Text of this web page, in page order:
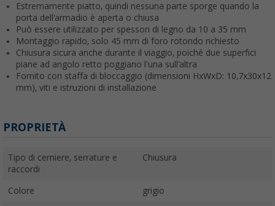
Estremamente piatto, quindi nessuna parte sporge quando la
porta dell'armadio è aperta o chiusa
Può essere utilizzato per spessori di legno da 10 a 35 mm
Montaggio rapido, solo 45 mm di foro rotondo richiesto
Chiusura sicura anche durante il viaggio, poiché due superfici
piane ad angolo retto poggiano l'una sull'altra
Fornito con staffa di bloccaggio (dimensioni HxWxD: 10,7x30x12
mm), viti e istruzioni di installazione
PROPRIETÀ
Tipo di cerniere, serrature e
raccordi
Chiusura
Colore grigio